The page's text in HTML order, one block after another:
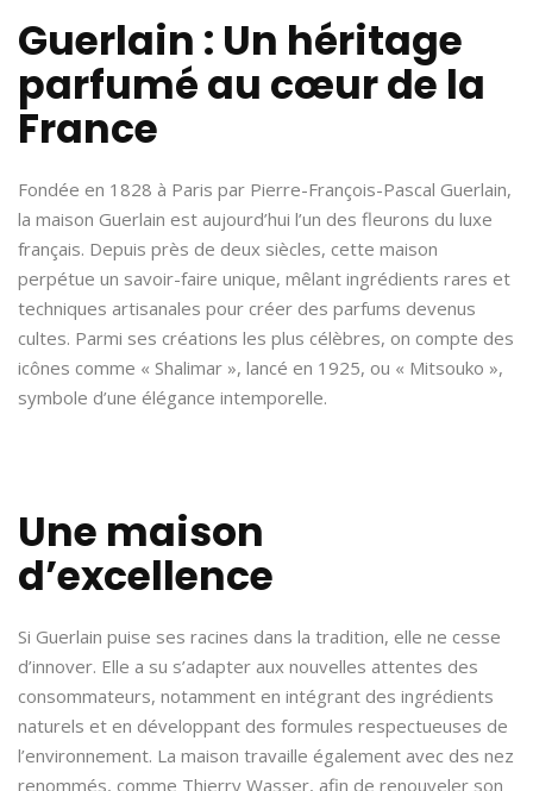
Guerlain : Un héritage
parfumé au cœur de la
France
Fondée en 1828 à Paris par Pierre-François-Pascal Guerlain,
la maison Guerlain est aujourd’hui l’un des fleurons du luxe
français. Depuis près de deux siècles, cette maison
perpétue un savoir-faire unique, mêlant ingrédients rares et
techniques artisanales pour créer des parfums devenus
cultes. Parmi ses créations les plus célèbres, on compte des
icônes comme « Shalimar », lancé en 1925, ou « Mitsouko »,
symbole d’une élégance intemporelle.
Une maison
d’excellence
Si Guerlain puise ses racines dans la tradition, elle ne cesse
d’innover. Elle a su s’adapter aux nouvelles attentes des
consommateurs, notamment en intégrant des ingrédients
naturels et en développant des formules respectueuses de
l’environnement. La maison travaille également avec des nez
renommés, comme Thierry Wasser, afin de renouveler son